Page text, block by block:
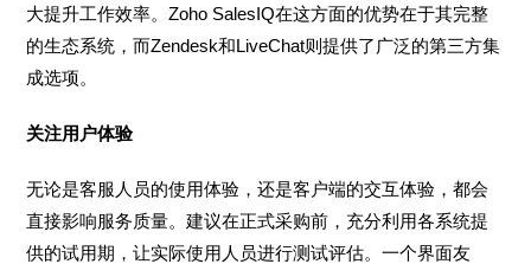
大提升工作效率。Zoho SalesIQ在这方面的优势在于其完整
的生态系统，而Zendesk和LiveChat则提供了广泛的第三方集
成选项。
关注用户体验
无论是客服人员的使用体验，还是客户端的交互体验，都会
直接影响服务质量。建议在正式采购前，充分利用各系统提
供的试用期，让实际使用人员进行测试评估。一个界面友